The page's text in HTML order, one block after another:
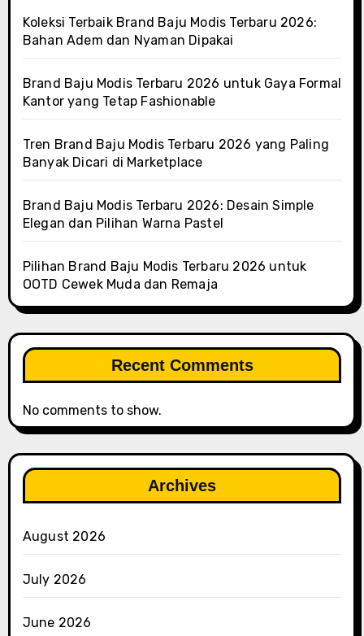
Koleksi Terbaik Brand Baju Modis Terbaru 2026:
Bahan Adem dan Nyaman Dipakai
Brand Baju Modis Terbaru 2026 untuk Gaya Formal
Kantor yang Tetap Fashionable
Tren Brand Baju Modis Terbaru 2026 yang Paling
Banyak Dicari di Marketplace
Brand Baju Modis Terbaru 2026: Desain Simple
Elegan dan Pilihan Warna Pastel
Pilihan Brand Baju Modis Terbaru 2026 untuk
OOTD Cewek Muda dan Remaja
Recent Comments
No comments to show.
Archives
August 2026
July 2026
June 2026